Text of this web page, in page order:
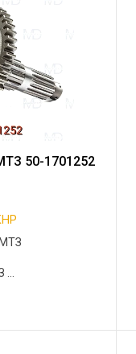
50-1701252
...